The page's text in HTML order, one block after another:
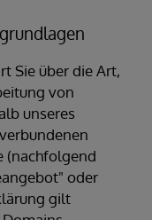
Sie über die Art,
von
unseres
(nachfolgend
oder
gilt